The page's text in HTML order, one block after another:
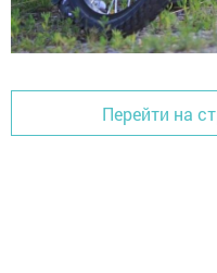
Перейти на